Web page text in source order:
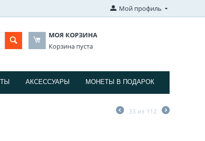
Мой профиль
МОЯ КОРЗИНА
Корзина пуста
АКСЕССУАРЫ МОНЕТЫ В ПОДАРОК
33 из 112